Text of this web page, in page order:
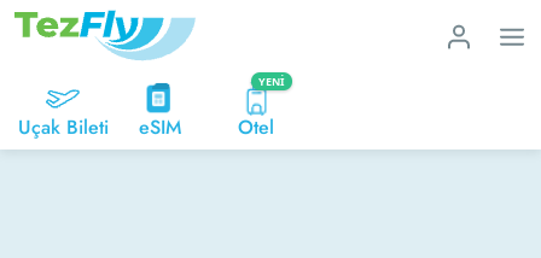
Uçak Bileti eSIM
YENI
Otel